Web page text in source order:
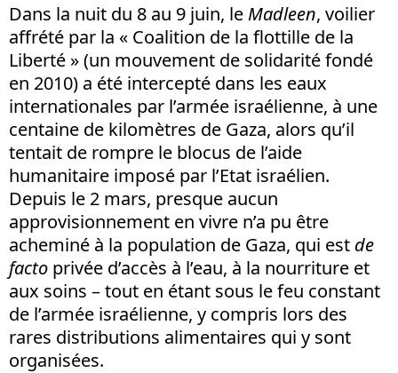
Dans la nuit du 8 au 9 juin, leMadleen, voilier
affrété par la « Coalition de la flottille de la
Liberté » (un mouvement de solidarité fondé
en 2010) a été intercepté dans les eaux
internationales par l’armée israélienne, à une
centaine de kilomètres de Gaza, alors qu’il
tentait de rompre le blocus de l’aide
humanitaire imposé par l’Etat israélien.
Depuis le 2 mars, presque aucun
approvisionnement en vivre n’a pu être
acheminé à la population de Gaza, qui est de
facto privée d’accès à l’eau, à la nourriture et
aux soins – tout en étant sous le feu constant
de l’armée israélienne, y compris lors des
rares distributions alimentaires qui y sont
organisées.